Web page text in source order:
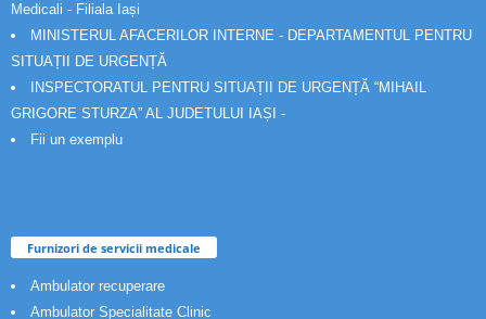
Medicali - Filiala Iași
MINISTERUL AFACERILOR INTERNE - DEPARTAMENTUL PENTRU
SITUAȚII DE URGENȚĂ
INSPECTORATUL PENTRU SITUAȚII DE URGENȚĂ “MIHAIL
GRIGORE STURZA” AL JUDETULUI IAȘI -
Fii un exemplu
Furnizori de servicii medicale
Ambulator recuperare
Ambulator Specialitate Clinic